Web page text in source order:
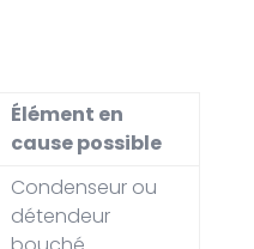
Élément en
cause possible
Condenseur ou
détendeur